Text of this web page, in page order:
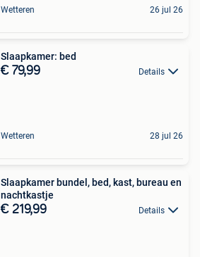
Wetteren 26 jul 26
Slaapkamer: bed
€ 79,99 Details
Wetteren 28 jul 26
Slaapkamer bundel, bed, kast, bureau en
nachtkastje
€ 219,99 Details